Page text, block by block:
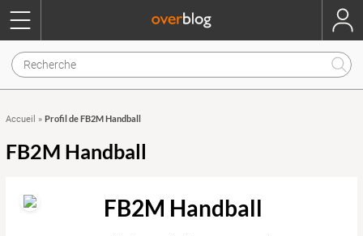
Accueil » Profil de FB2M Handball
FB2M Handball
FB2M Handball